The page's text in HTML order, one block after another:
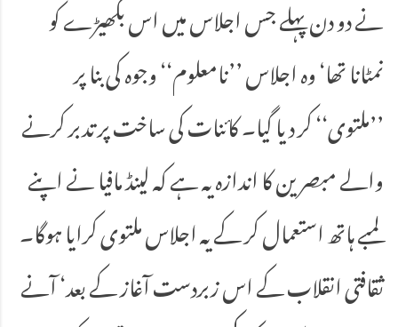
نے دو دن پہلے جس اجلاس میں اس بکھیڑے کو
نمٹانا تھا‘ وہ اجلاس ’’نامعلوم‘‘ وجوہ کی بنا پر
’’ملتوی‘‘ کر دیا گیا۔ کائنات کی ساخت پر تدبر کرنے
والے مبصرین کا اندازہ یہ ہے کہ لینڈ مافیا نے اپنے
لمبے ہاتھ استعمال کر کے یہ اجلاس ملتوی کرایا ہوگا۔
ثقافتی انقلاب کے اس زبردست آغاز کے بعد‘ آنے